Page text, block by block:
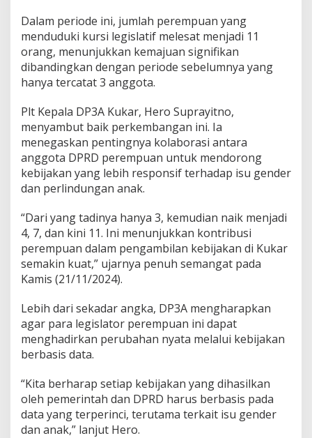
Dalam periode ini, jumlah perempuan yang
menduduki kursi legislatif melesat menjadi 11
orang, menunjukkan kemajuan signifikan
dibandingkan dengan periode sebelumnya yang
hanya tercatat 3 anggota.
Plt Kepala DP3A Kukar, Hero Suprayitno,
menyambut baik perkembangan ini. Ia
menegaskan pentingnya kolaborasi antara
anggota DPRD perempuan untuk mendorong
kebijakan yang lebih responsif terhadap isu gender
dan perlindungan anak.
“Dari yang tadinya hanya 3, kemudian naik menjadi
4, 7, dan kini 11. Ini menunjukkan kontribusi
perempuan dalam pengambilan kebijakan di Kukar
semakin kuat,” ujarnya penuh semangat pada
Kamis (21/11/2024).
Lebih dari sekadar angka, DP3A mengharapkan
agar para legislator perempuan ini dapat
menghadirkan perubahan nyata melalui kebijakan
berbasis data.
“Kita berharap setiap kebijakan yang dihasilkan
oleh pemerintah dan DPRD harus berbasis pada
data yang terperinci, terutama terkait isu gender
dan anak,” lanjut Hero.